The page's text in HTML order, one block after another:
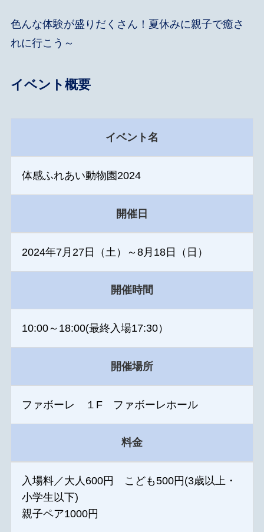
色んな体験が盛りだくさん！夏休みに親子で癒さ
れに行こう～
イベント概要
イベント名
体感ふれあい動物園2024
開催日
2024年7月27日（土）～8月18日（日）
開催時間
10:00～18:00(最終入場17:30）
開催場所
ファボーレ １F ファボーレホール
料金
入場料／大人600円 こども500円(3歳以上・
小学生以下)
親子ペア1000円